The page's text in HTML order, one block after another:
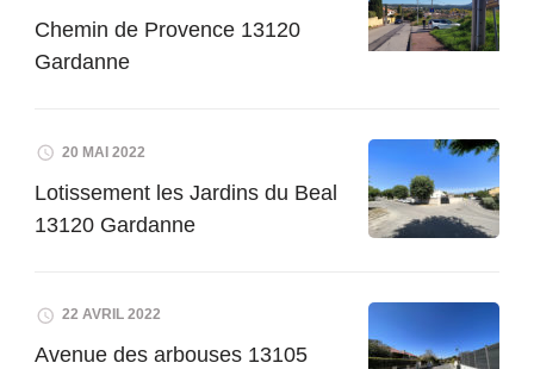
Chemin de Provence 13120
Gardanne
20 MAI 2022
Lotissement les Jardins du Beal
13120 Gardanne
22 AVRIL 2022
Avenue des arbouses 13105